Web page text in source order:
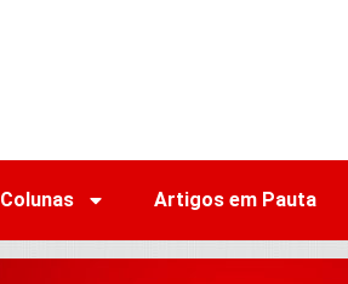
Colunas Artigos em Pauta